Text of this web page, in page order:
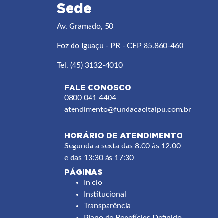
Sede
Av. Gramado, 50
Foz do Iguaçu - PR - CEP 85.860-460
Tel. (45) 3132-4010
FALE CONOSCO
0800 041 4404
atendimento@fundacaoitaipu.com.br
HORÁRIO DE ATENDIMENTO
Segunda a sexta das 8:00 às 12:00
e das 13:30 às 17:30
PÁGINAS
Footer
menu
Início
Institucional
Transparência